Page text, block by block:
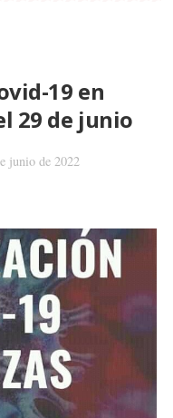
19 en
29 de junio
junio de 2022